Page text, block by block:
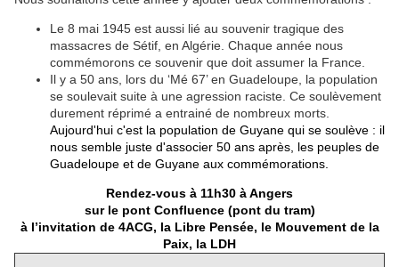
Le 8 mai 1945 est aussi lié au souvenir tragique des
massacres de Sétif, en Algérie. Chaque année nous
commémorons ce souvenir que doit assumer la France.
Il y a 50 ans, lors du ‘Mé 67’ en Guadeloupe, la population
se soulevait suite à une agression raciste. Ce soulèvement
durement réprimé a entrainé de nombreux morts.
Aujourd'hui c'est la population de Guyane qui se soulève : il
nous semble juste d'associer 50 ans après, les peuples de
Guadeloupe et de Guyane aux commémorations.
Rendez-vous à 11h30 à Angers
sur le pont Confluence (pont du tram)
à l’invitation de 4ACG, la Libre Pensée, le Mouvement de la
Paix, la LDH